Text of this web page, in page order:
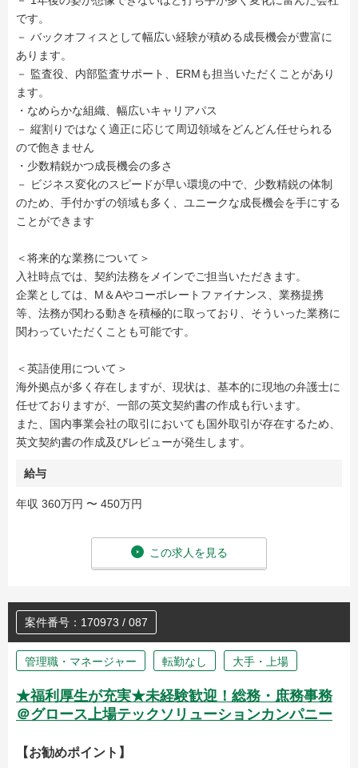
です。
－ バックオフィスとして幅広い経験が積める成長機会が豊富に
あります。
－ 監査役、内部監査サポート、ERMも担当いただくことがあり
ます。
・なめらかな組織、幅広いキャリアパス
－ 縦割りではなく適正に応じて周辺領域をどんどん任せられる
ので飽きません
・少数精鋭かつ成長機会の多さ
－ ビジネス変化のスピードが早い環境の中で、少数精鋭の体制
のため、手付かずの領域も多く、ユニークな成長機会を手にする
ことができます
＜将来的な業務について＞
入社時点では、契約法務をメインでご担当いただきます。
企業としては、M＆Aやコーポレートファイナンス、業務提携
等、法務が関わる動きを積極的に取っており、そういった業務に
関わっていただくことも可能です。
＜英語使用について＞
海外拠点が多く存在しますが、現状は、基本的に現地の弁護士に
任せておりますが、一部の英文契約書の作成も行います。
また、国内事業会社の取引においても国外取引が存在するため、
英文契約書の作成及びレビューが発生します。
給与
年収 360万円 〜 450万円
この求人を見る
案件番号：170973 / 087
管理職・マネージャー 転勤なし 大手・上場
★福利厚生が充実★未経験歓迎！総務・庶務事務
＠グロース上場テックソリューションカンパニー
【お勧めポイント】